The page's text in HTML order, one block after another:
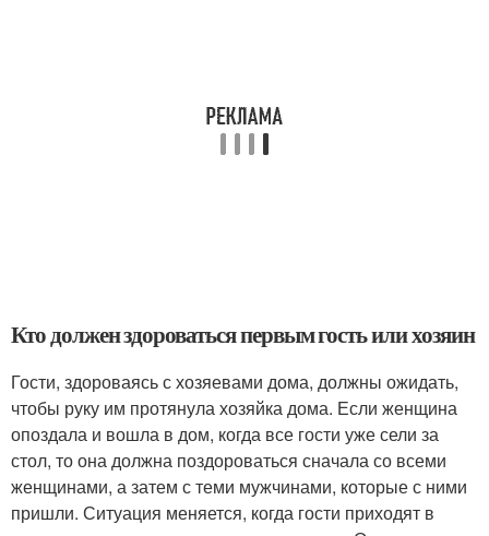
Кто должен здороваться первым гость или хозяин
Гости, здороваясь с хозяевами дома, должны ожидать,
чтобы руку им протянула хозяйка дома. Если женщина
опоздала и вошла в дом, когда все гости уже сели за
стол, то она должна поздороваться сначала со всеми
женщинами, а затем с теми мужчинами, которые с ними
пришли. Ситуация меняется, когда гости приходят в